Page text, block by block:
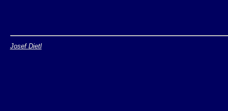
Josef Dietl